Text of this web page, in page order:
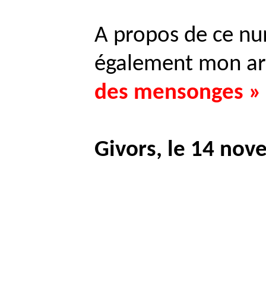
A propos de ce
également mon
des mensonges »
Givors, le 14